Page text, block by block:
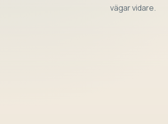
vägar vidare.